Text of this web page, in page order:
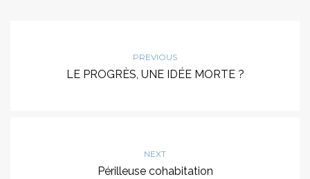
PREVIOUS
LE PROGRÈS, UNE IDÉE MORTE ?
NEXT
Périlleuse cohabitation